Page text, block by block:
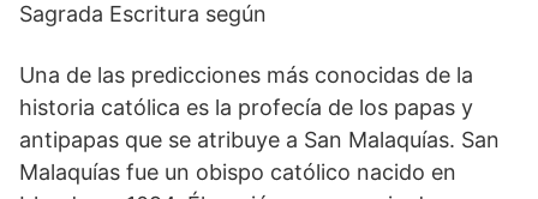
Sagrada Escritura según
Una de las predicciones más conocidas de la
historia católica es la profecía de los papas y
antipapas que se atribuye a San Malaquías. San
Malaquías fue un obispo católico nacido en